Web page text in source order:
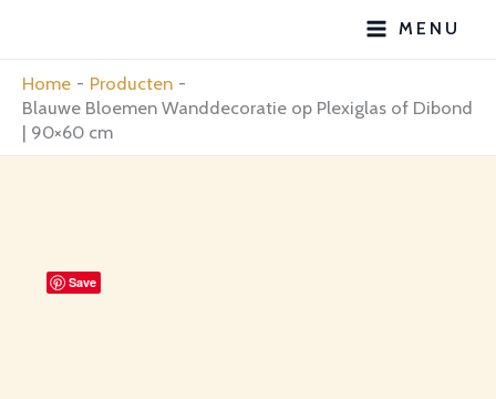
inhoud
MENU
Home
Producten
Blauwe Bloemen Wanddecoratie op Plexiglas of Dibond
| 90×60 cm
Save